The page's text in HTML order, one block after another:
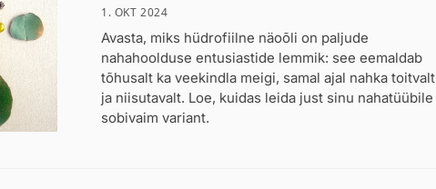
1. OKT 2024
Avasta, miks hüdrofiilne näoõli on paljude
nahahoolduse entusiastide lemmik: see eemaldab
tõhusalt ka veekindla meigi, samal ajal nahka toitvalt
ja niisutavalt. Loe, kuidas leida just sinu nahatüübile
sobivaim variant.